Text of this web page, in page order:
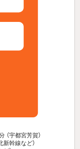
（宇都宮芳賀）
新幹線など）